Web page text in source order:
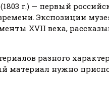
г.) — первый
Экспозиции
XVII века,
разного
материал нужно